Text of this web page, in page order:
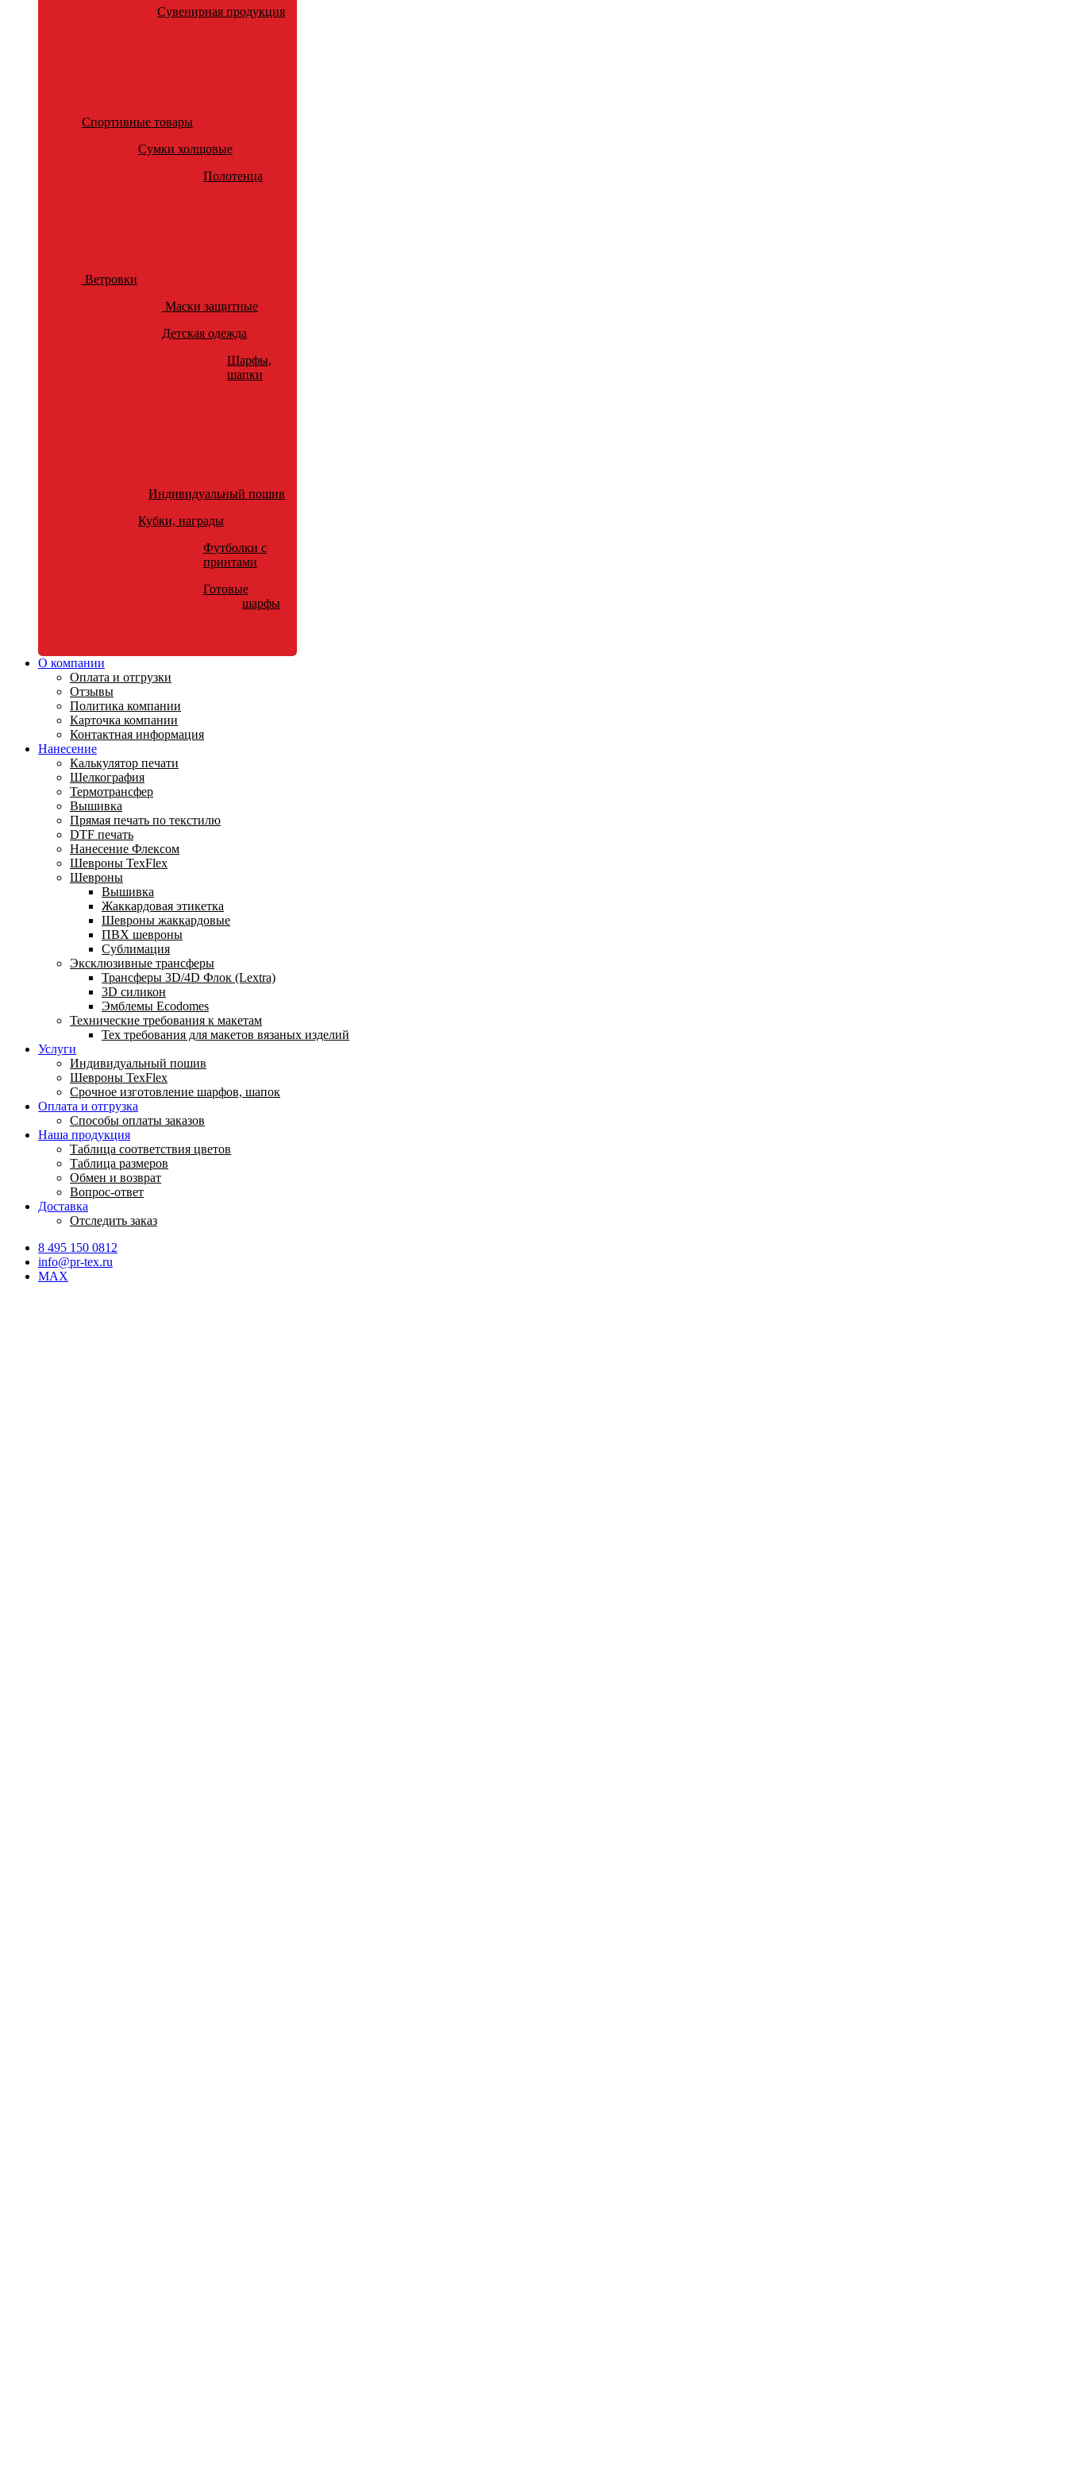
Сувенирная продукция
Спортивные товары
Сумки холщовые
Полотенца
Ветровки
Маски защитные
Детская одежда
Шарфы,
шапки
Индивидуальный пошив
Кубки, награды
Футболки с
принтами
Готовые
шарфы
О компании
Оплата и отгрузки
Отзывы
Политика компании
Карточка компании
Контактная информация
Нанесение
Калькулятор печати
Шелкография
Термотрансфер
Вышивка
Прямая печать по текстилю
DTF печать
Нанесение Флексом
Шевроны TexFlex
Шевроны
Вышивка
Жаккардовая этикетка
Шевроны жаккардовые
ПВХ шевроны
Сублимация
Эксклюзивные трансферы
Трансферы 3D/4D Флок (Lextra)
3D силикон
Эмблемы Ecodomes
Технические требования к макетам
Тех требования для макетов вязаных изделий
Услуги
Индивидуальный пошив
Шевроны TexFlex
Срочное изготовление шарфов, шапок
Оплата и отгрузка
Способы оплаты заказов
Наша продукция
Таблица соответствия цветов
Таблица размеров
Обмен и возврат
Вопрос-ответ
Доставка
Отследить заказ
8 495 150 0812
info@pr-tex.ru
MAX